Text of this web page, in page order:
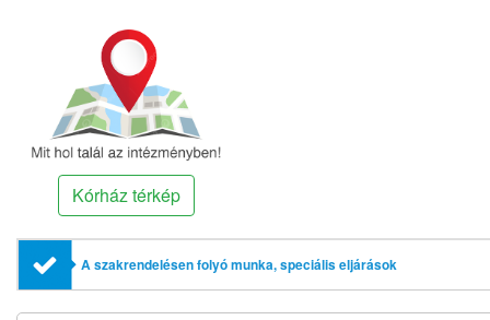
Kórház térkép
A szakrendelésen folyó munka, speciális eljárások